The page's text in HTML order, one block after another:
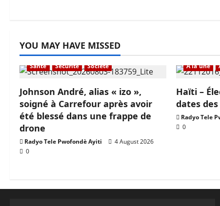
YOU MAY HAVE MISSED
À la une Actualité
En vedette
Santé
Sécurité Société
Johnson André, alias « izo »,
soigné à Carrefour après avoir
été blessé dans une frappe de
drone
Radyo Tele Pwofondè Ayiti
4 August 2026
0
À la une
Haïti –
dates des
Radyo Tele
0